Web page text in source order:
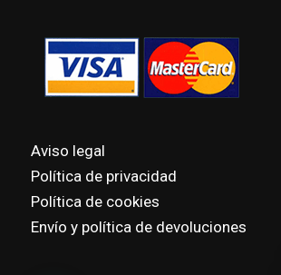
Aviso legal
Política de privacidad
Política de cookies
Envío y política de devoluciones